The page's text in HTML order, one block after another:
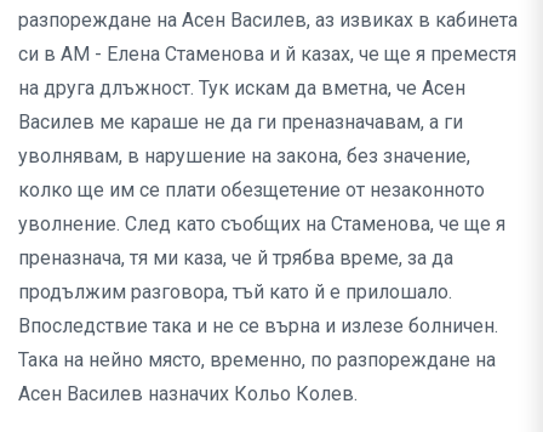
разпореждане на Асен Василев, аз извиках в кабинета
си в АМ - Елена Стаменова и й казах, че ще я преместя
на друга длъжност. Тук искам да вметна, че Асен
Василев ме караше не да ги преназначавам, а ги
уволнявам, в нарушение на закона, без значение,
колко ще им се плати обезщетение от незаконното
уволнение. След като съобщих на Стаменова, че ще я
преназнача, тя ми каза, че й трябва време, за да
продължим разговора, тъй като й е прилошало.
Впоследствие така и не се върна и излезе болничен.
Така на нейно място, временно, по разпореждане на
Асен Василев назначих Кольо Колев.